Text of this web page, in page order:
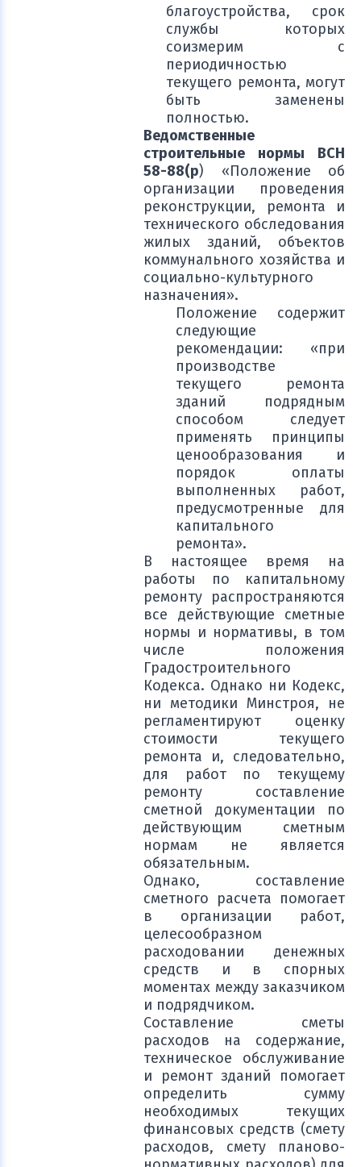
благоустройства, срок
службы которых
соизмерим с
периодичностью
текущего ремонта, могут
быть заменены
полностью.
Ведомственные
строительные нормы ВСН
58-88(р) «Положение об
организации проведения
реконструкции, ремонта и
технического обследования
жилых зданий, объектов
коммунального хозяйства и
социально-культурного
назначения».
Положение содержит
следующие
рекомендации: «при
производстве
текущего ремонта
зданий подрядным
способом следует
применять принципы
ценообразования и
порядок оплаты
выполненных работ,
предусмотренные для
капитального
ремонта».
В настоящее время на
работы по капитальному
ремонту распространяются
все действующие сметные
нормы и нормативы, в том
числе положения
Градостроительного
Кодекса. Однако ни Кодекс,
ни методики Минстроя, не
регламентируют оценку
стоимости текущего
ремонта и, следовательно,
для работ по текущему
ремонту составление
сметной документации по
действующим сметным
нормам не является
обязательным.
Однако, составление
сметного расчета помогает
в организации работ,
целесообразном
расходовании денежных
средств и в спорных
моментах между заказчиком
и подрядчиком.
Составление сметы
расходов на содержание,
техническое обслуживание
и ремонт зданий помогает
определить сумму
необходимых текущих
финансовых средств (смету
расходов, смету планово-